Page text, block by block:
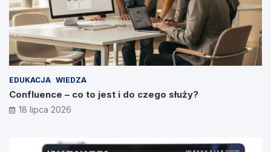
EDUKACJA WIEDZA
Confluence – co to jest i do czego służy?
18 lipca 2026